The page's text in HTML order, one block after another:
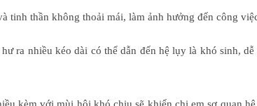
tinh thần không thoải mái, làm ảnh hưởng đến công
ra nhiều kéo dài có thể dẫn đến hệ lụy là khó sinh,
kèm với mùi hôi khó chịu sẽ khiến chị em sợ quan